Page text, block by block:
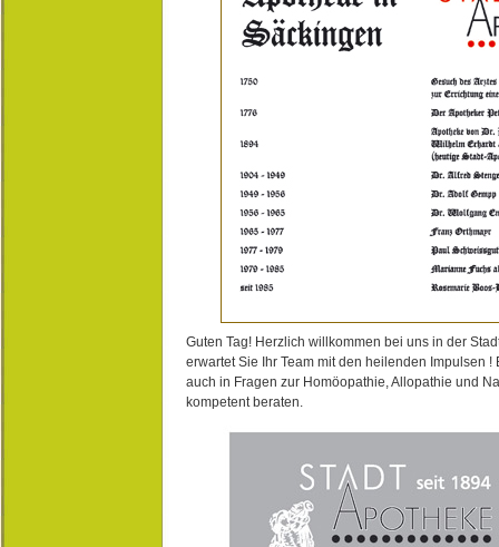
Guten Tag! Herzlich willkommen bei uns in der
erwartet Sie Ihr Team mit den heilenden Impulsen !
auch in Fragen zur Homöopathie, Allopathie und
kompetent beraten.